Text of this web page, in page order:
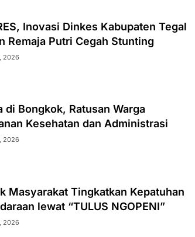
Inovasi Dinkes Kabupaten Tegal
Remaja Putri Cegah Stunting
2026
di Bongkok, Ratusan Warga
Kesehatan dan Administrasi
2026
Masyarakat Tingkatkan Kepatuhan
lewat “TULUS NGOPENI”
2026